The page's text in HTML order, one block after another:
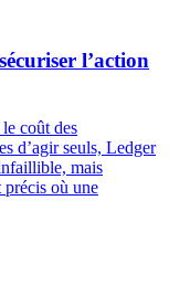
l’action
coût des
d’agir seuls, Ledger
mais
précis où une